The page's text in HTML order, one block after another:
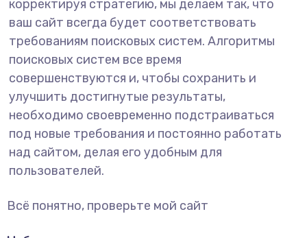
корректируя стратегию, мы делаем так, что
ваш сайт всегда будет соответствовать
требованиям поисковых систем. Алгоритмы
поисковых систем все время
совершенствуются и, чтобы сохранить и
улучшить достигнутые результаты,
необходимо своевременно подстраиваться
под новые требования и постоянно работать
над сайтом, делая его удобным для
пользователей.
Всё понятно, проверьте мой сайт